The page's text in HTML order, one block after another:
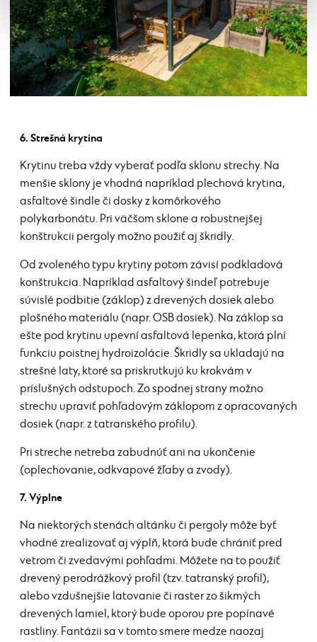
6. Strešná krytina
Krytinu treba vždy vyberať podľa sklonu strechy. Na
menšie sklony je vhodná napríklad plechová krytina,
asfaltové šindle či dosky z komôrkového
polykarbonátu. Pri väčšom sklone a robustnejšej
konštrukcii pergoly možno použiť aj škridly.
Od zvoleného typu krytiny potom závisí podkladová
konštrukcia. Napríklad asfaltový šindeľ potrebuje
súvislé podbitie (záklop) z drevených dosiek alebo
plošného materiálu (napr. OSB dosiek). Na záklop sa
ešte pod krytinu upevní asfaltová lepenka, ktorá plní
funkciu poistnej hydroizolácie. Škridly sa ukladajú na
strešné laty, ktoré sa priskrutkujú ku krokvám v
príslušných odstupoch. Zo spodnej strany možno
strechu upraviť pohľadovým záklopom z opracovaných
dosiek (napr. z tatranského profilu).
Pri streche netreba zabudnúť ani na ukončenie
(oplechovanie, odkvapové žľaby a zvody).
7. Výplne
Na niektorých stenách altánku či pergoly môže byť
vhodné zrealizovať aj výplň, ktorá bude chrániť pred
vetrom či zvedavými pohľadmi. Môžete na to použiť
drevený perodrážkový profil (tzv. tatranský profil),
alebo vzdušnejšie latovanie či raster zo šikmých
drevených lamiel, ktorý bude oporou pre popínavé
rastliny. Fantázii sa v tomto smere medze naozaj